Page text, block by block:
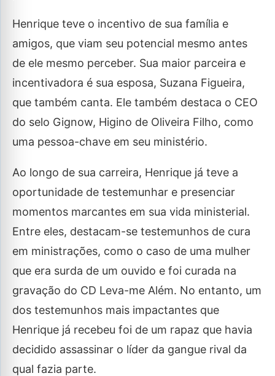
Henrique teve o incentivo de sua família e
amigos, que viam seu potencial mesmo antes
de ele mesmo perceber. Sua maior parceira e
incentivadora é sua esposa, Suzana Figueira,
que também canta. Ele também destaca o CEO
do selo Gignow, Higino de Oliveira Filho, como
uma pessoa-chave em seu ministério.
Ao longo de sua carreira, Henrique já teve a
oportunidade de testemunhar e presenciar
momentos marcantes em sua vida ministerial.
Entre eles, destacam-se testemunhos de cura
em ministrações, como o caso de uma mulher
que era surda de um ouvido e foi curada na
gravação do CD Leva-me Além. No entanto, um
dos testemunhos mais impactantes que
Henrique já recebeu foi de um rapaz que havia
decidido assassinar o líder da gangue rival da
qual fazia parte.